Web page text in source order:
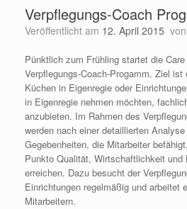
Verpflegungs-Coach
Veröffentlicht am 12. April 2015 von
Pünktlich zum Frühling startet die
Verpflegungs-Coach-Progamm. Ziel
Küchen in Eigenregie oder
in Eigenregie nehmen möchten,
anzubieten. Im Rahmen des
werden nach einer detaillierten
Gegebenheiten, die Mitarbeiter
Punkto Qualität, Wirtschaftlichkeit und
erreichen. Dazu besucht der
Einrichtungen regelmäßig und arbeitet
Mitarbeitern.